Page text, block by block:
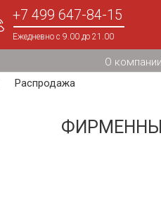
+7 499 647-84-15
Ежедневно с 9.00 до 21.00
Распродажа
О компании